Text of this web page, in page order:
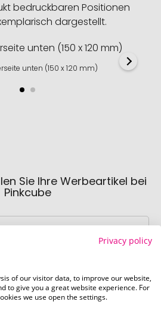
bedruckbaren Positionen
dargestellt.
unten (150 x 120 mm)
Sie Ihre Werbeartikel bei
Pinkcube
Privacy policy
of our visitor data, to improve our website,
to give you a great website experience. For
we use open the settings.